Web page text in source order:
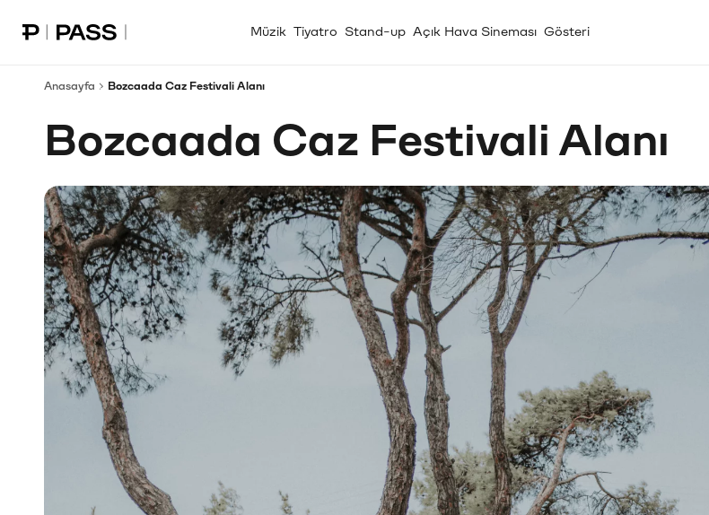
Paribu Pass Ana Sayfa Müzik Tiyatro Stand-up Açık Hava Sineması Gösteri
Anasayfa Bozcaada Caz Festivali Alanı
Bozcaada Caz Festivali Alanı